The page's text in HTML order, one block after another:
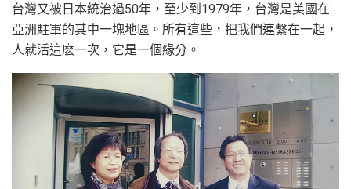
台灣又被日本統治過50年，至少到1979年，台灣是美國在
亞洲駐軍的其中一塊地區。所有這些，把我們連繫在一起，
人就活這麽一次，它是一個緣分。